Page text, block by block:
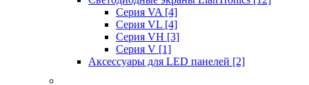
Серия VA [4]
Серия VL [4]
Серия VH [3]
Серия V [1]
Аксессуары для LED панелей [2]